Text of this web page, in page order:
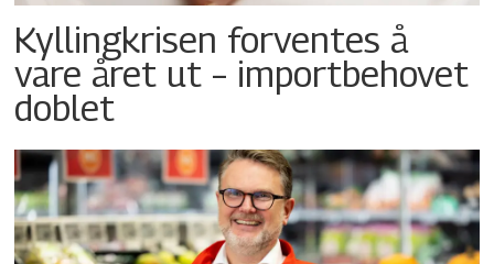
Kyllingkrisen forventes å
vare året ut – importbehovet
doblet